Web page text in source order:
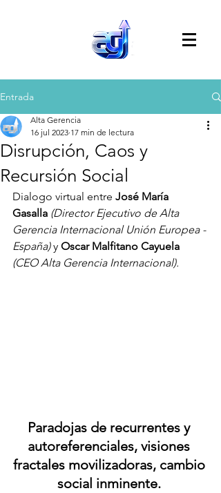
Entrada
Disrupción, Caos y
Recursión Social
Alta Gerencia
16 jul 2023 17 min de lectura
Dialogo virtual entre José María
Gasalla (Director Ejecutivo de Alta
Gerencia Internacional Unión Europea -
España) y Oscar Malfitano Cayuela
(CEO Alta Gerencia Internacional).
Paradojas de recurrentes y
autoreferenciales, visiones
fractales movilizadoras, cambio
social inminente.